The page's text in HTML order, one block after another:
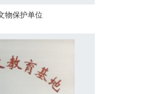
物保护单位